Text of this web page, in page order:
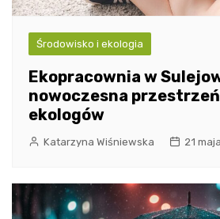
Środowisko i ekologia
Ekopracownia w
nowoczesna
ekologów
Katarzyna Wiśniewska 21